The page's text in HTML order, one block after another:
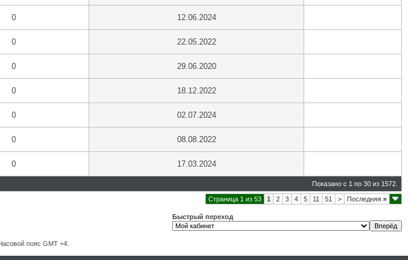
0 12.06.2024
0 22.05.2022
0 29.06.2020
0 18.12.2022
0 02.07.2024
0 08.08.2022
0 17.03.2024
Показано с 1 по 30 из 1572.
Страница 1 из 53 1 2 3 4 5 11 51 > Последняя »
Быстрый переход
Часовой пояс GMT +4.